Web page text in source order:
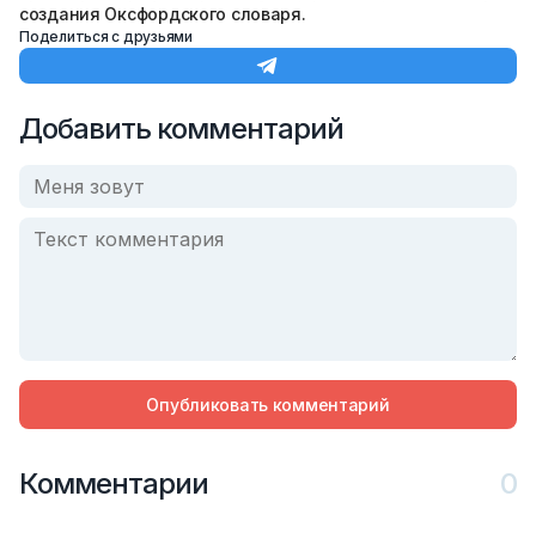
создания Оксфордского словаря.
Поделиться с друзьями
Добавить комментарий
Опубликовать комментарий
Комментарии 0